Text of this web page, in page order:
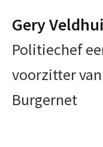
Gery
Politiechef
voorzitter
Burgernet